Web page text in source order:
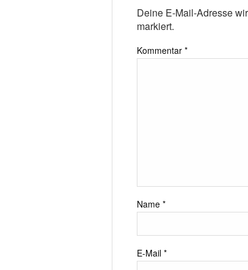
Deine E-Mail-Adresse
markiert.
Kommentar *
Name *
E-Mail *